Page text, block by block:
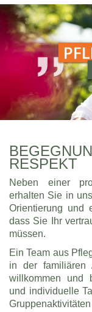
RESPEKT
Neben einer
erhalten Sie in
Orientierung und
dass Sie Ihr
müssen.
Ein Team aus
in der familiären
willkommen und
und individuelle